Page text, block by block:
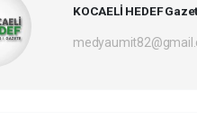
KOCAELİ HEDEF